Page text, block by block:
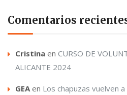
Comentarios
Cristina en CURSO DE
ALICANTE 2024
GEAen Los chapuzas vuelven